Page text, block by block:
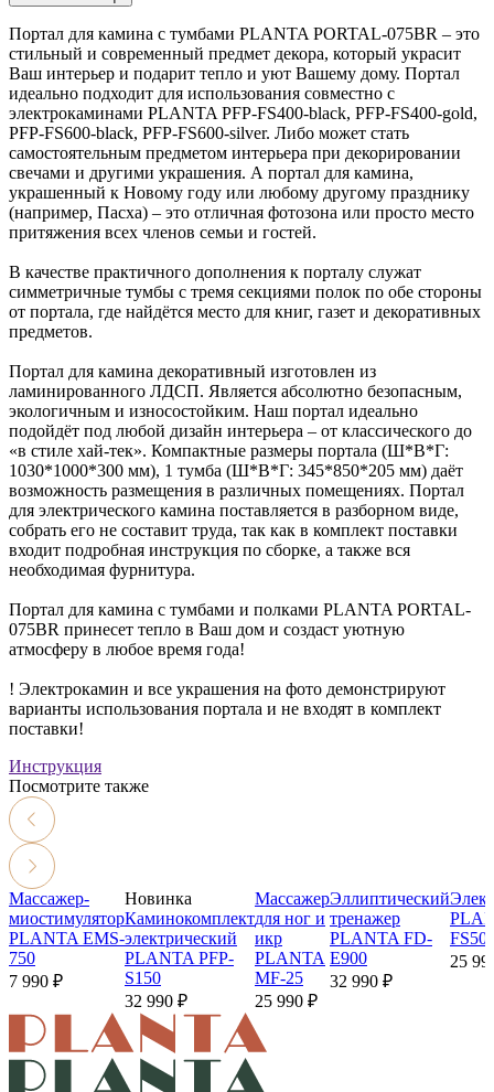
Портал для камина с тумбами PLANTA PORTAL-075BR – это
стильный и современный предмет декора, который украсит
Ваш интерьер и подарит тепло и уют Вашему дому. Портал
идеально подходит для использования совместно с
электрокаминами PLANTA PFP-FS400-black, PFP-FS400-gold,
PFP-FS600-black, PFP-FS600-silver. Либо может стать
самостоятельным предметом интерьера при декорировании
свечами и другими украшения. А портал для камина,
украшенный к Новому году или любому другому празднику
(например, Пасха) – это отличная фотозона или просто место
притяжения всех членов семьи и гостей.
В качестве практичного дополнения к порталу служат
симметричные тумбы с тремя секциями полок по обе стороны
от портала, где найдётся место для книг, газет и декоративных
предметов.
Портал для камина декоративный изготовлен из
ламинированного ЛДСП. Является абсолютно безопасным,
экологичным и износостойким. Наш портал идеально
подойдёт под любой дизайн интерьера – от классического до
«в стиле хай-тек». Компактные размеры портала (Ш*В*Г:
1030*1000*300 мм), 1 тумба (Ш*В*Г: 345*850*205 мм) даёт
возможность размещения в различных помещениях. Портал
для электрического камина поставляется в разборном виде,
собрать его не составит труда, так как в комплект поставки
входит подробная инструкция по сборке, а также вся
необходимая фурнитура.
Портал для камина с тумбами и полками PLANTA PORTAL-
075BR принесет тепло в Ваш дом и создаст уютную
атмосферу в любое время года!
! Электрокамин и все украшения на фото демонстрируют
варианты использования портала и не входят в комплект
поставки!
Инструкция
Посмотрите также
Массажер-
миостимулятор
PLANTA EMS-
750
7 990 ₽
Новинка
Каминокомплект
электрический
PLANTA PFP-
S150
32 990 ₽
Массажер
для ног и
икр
PLANTA
MF-25
25 990 ₽
Эллиптический
тренажер
PLANTA FD-
Е900
32 990 ₽
25